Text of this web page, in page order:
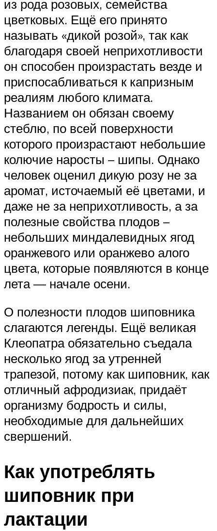
из рода розовых, семейства
цветковых. Ещё его принято
называть «дикой розой», так как
благодаря своей неприхотливости
он способен произрастать везде и
приспосабливаться к капризным
реалиям любого климата.
Названием он обязан своему
стеблю, по всей поверхности
которого произрастают небольшие
колючие наросты – шипы. Однако
человек оценил дикую розу не за
аромат, источаемый её цветами, и
даже не за неприхотливость, а за
полезные свойства плодов –
небольших миндалевидных ягод
оранжевого или оранжево алого
цвета, которые появляются в конце
лета — начале осени.
О полезности плодов шиповника
слагаются легенды. Ещё великая
Клеопатра обязательно съедала
несколько ягод за утренней
трапезой, потому как шиповник, как
отличный афродизиак, придаёт
организму бодрость и силы,
необходимые для дальнейших
свершений.
Как употреблять
шиповник при
лактации